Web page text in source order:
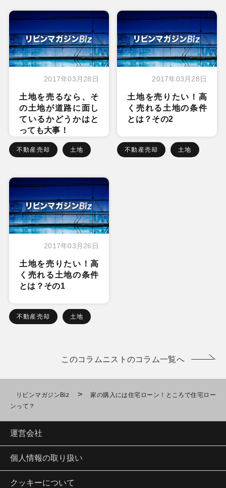
2017年03月28日
土地を売るなら、そ
の土地が道路に面し
ているかどうかはと
っても大事！
不動産売却 土地
2017年03月28日
土地を売りたい！高
く売れる土地の条件
とは？その2
不動産売却 土地
2017年03月26日
土地を売りたい！高
く売れる土地の条件
とは？その1
不動産売却 土地
このコラムニストのコラム一覧へ
リビンマガジンBiz >
家の購入には住宅ローン！ところで住宅ロー
ンって？
運営会社
個人情報の取り扱い
クッキーについて